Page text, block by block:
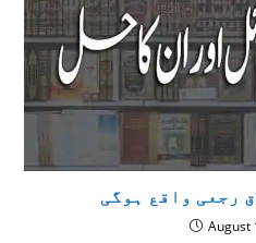
رجعی واقع ہوگی
August